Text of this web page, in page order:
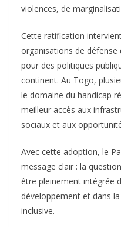
violences, de
Cette ratification
organisations de
pour des politiques
continent. Au Togo,
le domaine du handicap
meilleur accès aux
sociaux et aux
Avec cette adoption, le
message clair : la
être pleinement intégrée
développement et dans
inclusive.